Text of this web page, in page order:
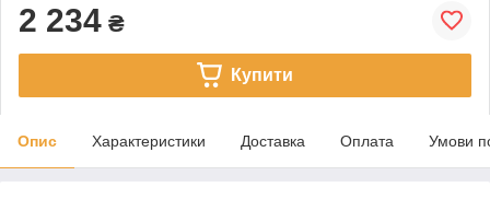
2 234 ₴
Купити
Опис Характеристики Доставка Оплата Умови